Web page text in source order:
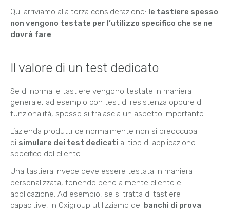
Qui arriviamo alla terza considerazione: le tastiere spesso
non vengono testate per l’utilizzo specifico che se ne
dovrà fare.
Il valore di un test dedicato
Se di norma le tastiere vengono testate in maniera
generale, ad esempio con test di resistenza oppure di
funzionalità, spesso si tralascia un aspetto importante.
L’azienda produttrice normalmente non si preoccupa
di simulare dei test dedicati al tipo di applicazione
specifico del cliente.
Una tastiera invece deve essere testata in maniera
personalizzata, tenendo bene a mente cliente e
applicazione. Ad esempio, se si tratta di tastiere
capacitive, in Oxigroup utilizziamo dei banchi di prova